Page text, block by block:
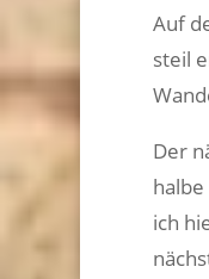
Auf
steil
Der
ich